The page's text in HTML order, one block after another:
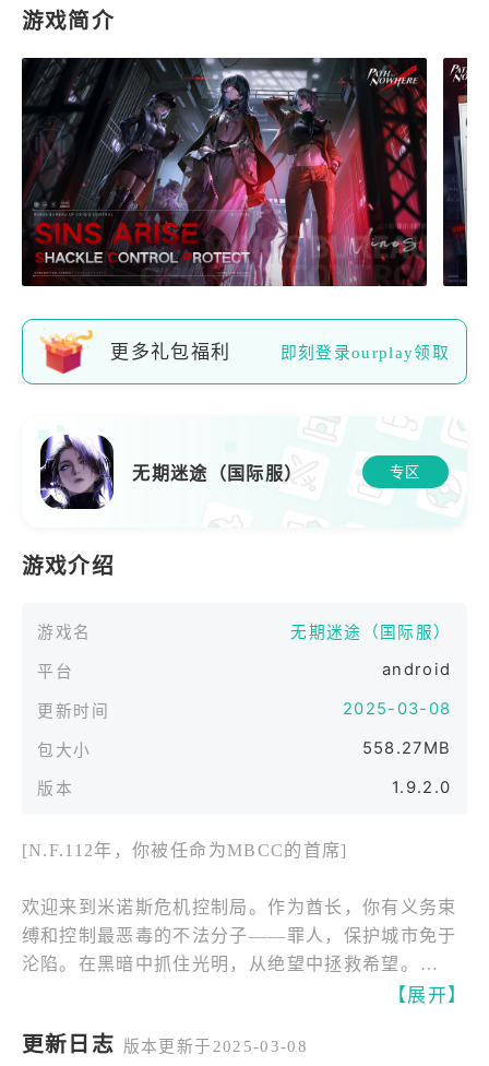
游戏简介
更多礼包福利 即刻登录ourplay领取
无期迷途（国际服） 专区
游戏介绍
游戏名
无期迷途（国际服）
平台
android
更新时间 2025-03-08
包大小 558.27MB
版本 1.9.2.0
[N.F.112年，你被任命为MBCC的首席]
欢迎来到米诺斯危机控制局。作为酋长，你有义务束
缚和控制最恶毒的不法分子——罪人，保护城市免于
沦陷。在黑暗中抓住光明，从绝望中拯救希望。
神秘的陨石开启了世界末日。被躁狂症感染后，人们
【展开】
更新日志 版本更新于2025-03-08